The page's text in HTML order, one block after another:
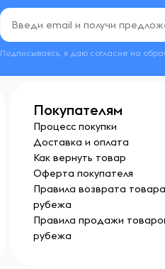
Подписываясь, я даю согласие на
Покупателям
Процесс покупки
Доставка и оплата
Как вернуть товар
Оферта покупателя
Правила возврата
рубежа
Правила продажи
рубежа